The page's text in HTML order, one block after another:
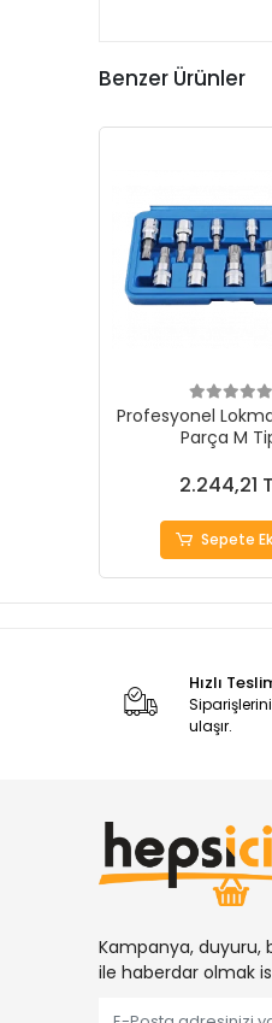
Benzer Ürünler
Profesyonel
Parça M
2.244,21
Sepete
Hızlı
ulaşır.
Kampanya, duyuru,
ile haberdar olmak